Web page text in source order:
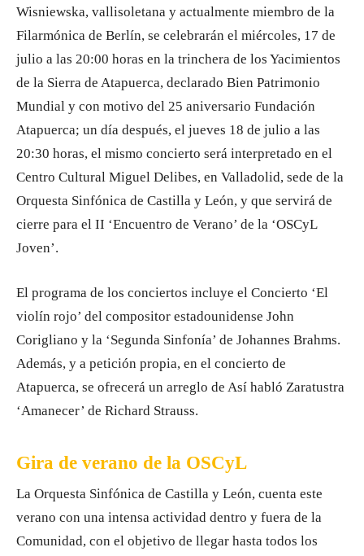
Wisniewska, vallisoletana y actualmente miembro de la
Filarmónica de Berlín, se celebrarán el miércoles, 17 de
julio a las 20:00 horas en la trinchera de los Yacimientos
de la Sierra de Atapuerca, declarado Bien Patrimonio
Mundial y con motivo del 25 aniversario Fundación
Atapuerca; un día después, el jueves 18 de julio a las
20:30 horas, el mismo concierto será interpretado en el
Centro Cultural Miguel Delibes, en Valladolid, sede de la
Orquesta Sinfónica de Castilla y León, y que servirá de
cierre para el II ‘Encuentro de Verano’ de la ‘OSCyL
Joven’.
El programa de los conciertos incluye el Concierto ‘El
violín rojo’ del compositor estadounidense John
Corigliano y la ‘Segunda Sinfonía’ de Johannes Brahms.
Además, y a petición propia, en el concierto de
Atapuerca, se ofrecerá un arreglo de Así habló Zaratustra
‘Amanecer’ de Richard Strauss.
Gira de verano de la OSCyL
La Orquesta Sinfónica de Castilla y León, cuenta este
verano con una intensa actividad dentro y fuera de la
Comunidad, con el objetivo de llegar hasta todos los